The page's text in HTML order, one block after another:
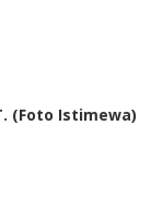
(Foto Istimewa)